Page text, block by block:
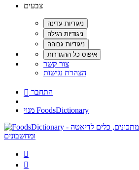
צבעים
צור קשר
הצהרת נגישות
 התחבר
מנוי FoodsDictionary

